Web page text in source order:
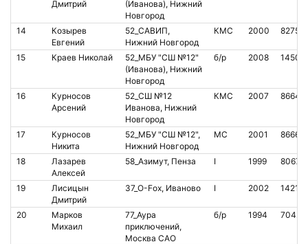
Дмитрий
(Иванова), Нижний
Новгород
14
Козырев
Евгений
52_САВИП,
Нижний Новгород
КМС 2000
15 Краев Николай
52_МБУ "СШ №12"
(Иванова), Нижний
Новгород
б/р 2008
16
Курносов
Арсений
52_СШ №12
Иванова, Нижний
Новгород
КМС 2007
17
Курносов
Никита
52_МБУ "СШ №12",
Нижний Новгород
МС 2001
18
Лазарев
Алексей
58_Азимут, Пенза I 1999
19
Лисицын
Дмитрий
37_O-Fox, Иваново I 2002
20
Марков
Михаил
77_Аура
приключений,
Москва САО
б/р 1994